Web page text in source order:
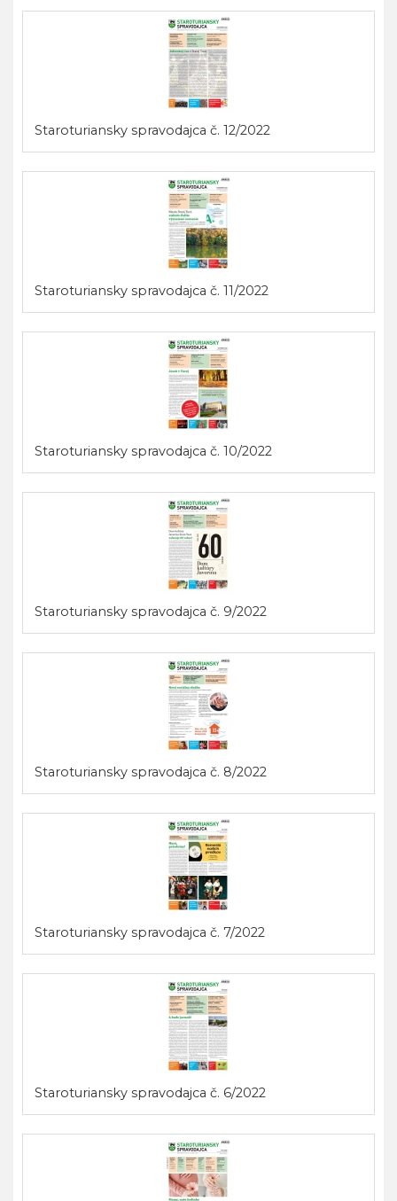
Staroturiansky spravodajca č. 12/2022
Staroturiansky spravodajca č. 11/2022
Staroturiansky spravodajca č. 10/2022
Staroturiansky spravodajca č. 9/2022
Staroturiansky spravodajca č. 8/2022
Staroturiansky spravodajca č. 7/2022
Staroturiansky spravodajca č. 6/2022